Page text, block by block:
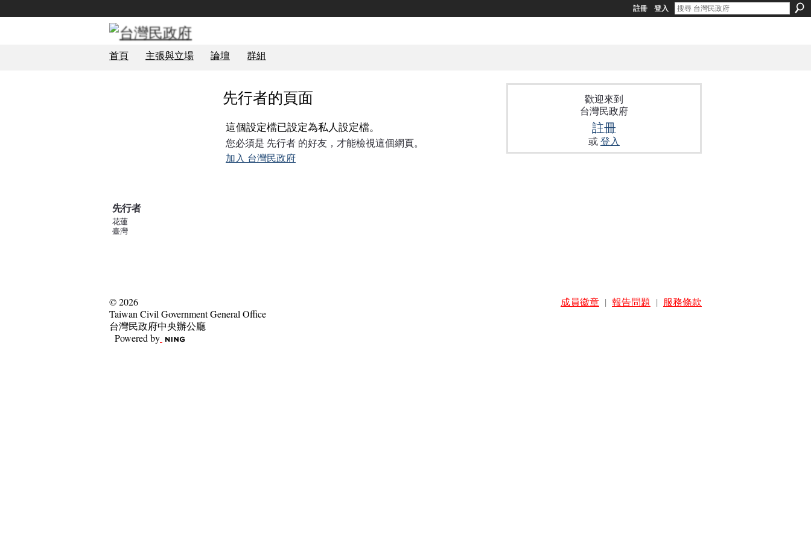
註冊 登入
首頁 主張與立場 論壇 群組
先行者
花蓮
臺灣
先行者的頁面
這個設定檔已設定為私人設定檔。
您必須是 先行者 的好友，才能檢視這個網頁。
加入 台灣民政府
歡迎來到
台灣民政府
註冊
或登入
© 2026
Taiwan Civil Government General Office
台灣民政府中央辦公廳
Powered by
成員徽章 | 報告問題 | 服務條款